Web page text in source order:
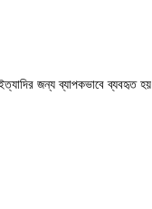
জন্য ব্যাপকভাবে ব্যবহৃত হয়